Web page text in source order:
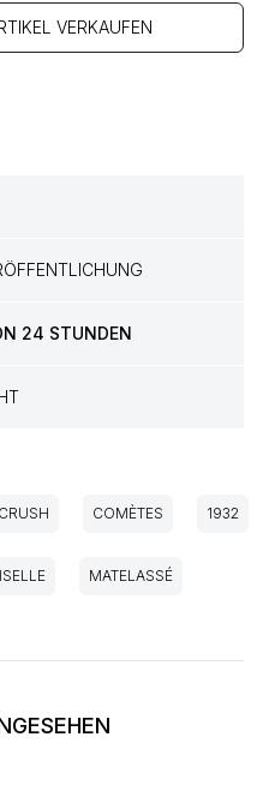
VERKAUFEN
24 STUNDEN
COMÈTES 1932
MATELASSÉ